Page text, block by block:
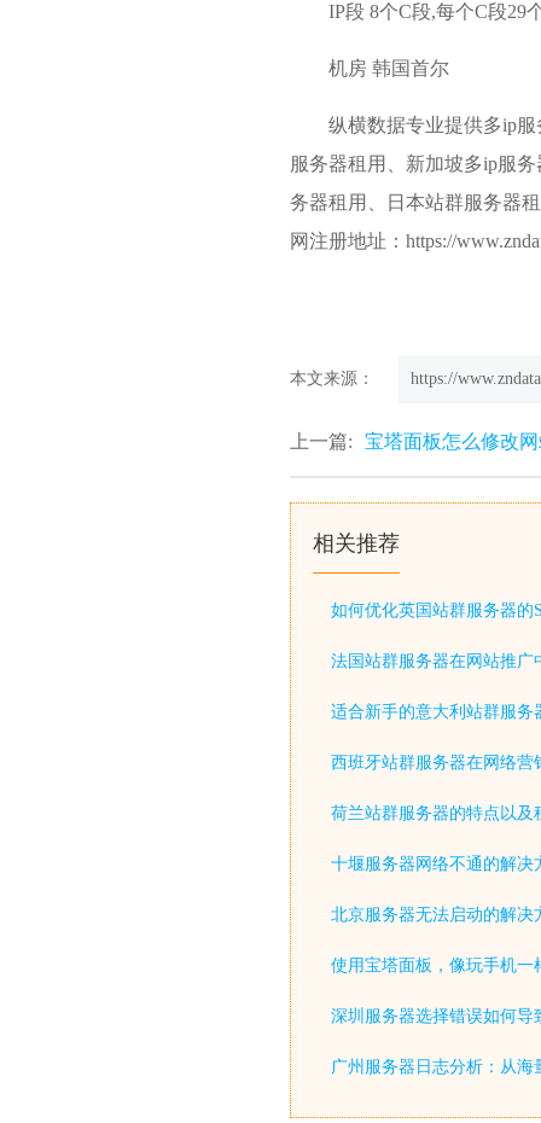
IP段 8个C段,每个C段29
机房 韩国首尔
纵横数据专业提供多ip
服务器租用、 新加坡多ip服务
务器租用、日本站群服务器
网注册地址：https://
本文来源： https://
上一篇: 宝塔面板怎么修改
相关推荐
如何优化英国站群服务器的
法国站群服务器在网站推广
适合新手的意大利站群服务
西班牙站群服务器在网络营
荷兰站群服务器的特点以及
十堰服务器网络不通的解决
北京服务器无法启动的解决
使用宝塔面板，像玩手机一
深圳服务器选择错误如何导
广州服务器日志分析：从海